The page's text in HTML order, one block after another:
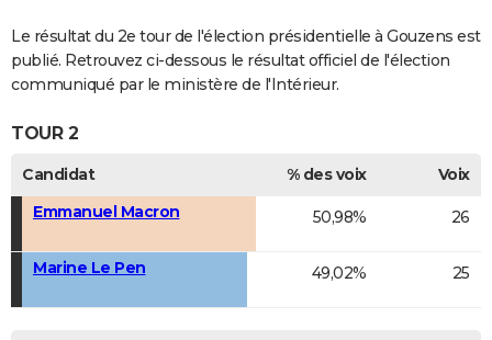
COPAINS D'AVANT
Se connecter
Collèges
Universités
Entreprises
Service militaire
Avis de recherche
AVIS DE DÉCÈS
FORUM
Bricolage
Culture
Television
Voyage
Le résultat du 2e tour de l'élection présidentielle à Gouzens est
publié. Retrouvez ci-dessous le résultat officiel de l'élection
communiqué par le ministère de l'Intérieur.
TOUR 2
Candidat % des voix
Voix
Emmanuel Macron
50,98% 26
Marine Le Pen 49,02% 25